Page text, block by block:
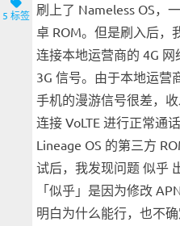
5 标签 刷上了 Nameless OS，
卓 ROM。但是刷入后，
连接本地运营商的 4G
3G 信号。由于本地运营
手机的漫游信号很差，
连接 VoLTE 进行正常通
Lineage OS 的第三方
试后，我发现问题 似乎
「似乎」是因为修改
明白为什么能行，也不